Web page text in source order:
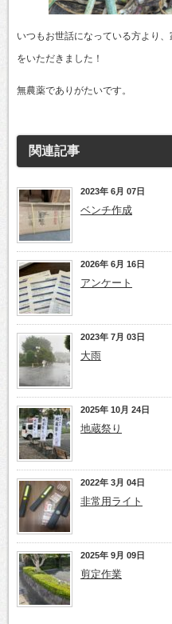
いつもお世話になっている方より
をいただきました！
無農薬でありがたいです。
関連記事
2023年 6月 07日
ベンチ作成
2026年 6月 16日
アンケート
2023年 7月 03日
大雨
2025年 10月 24日
地蔵祭り
2022年 3月 04日
非常用ライト
2025年 9月 09日
剪定作業